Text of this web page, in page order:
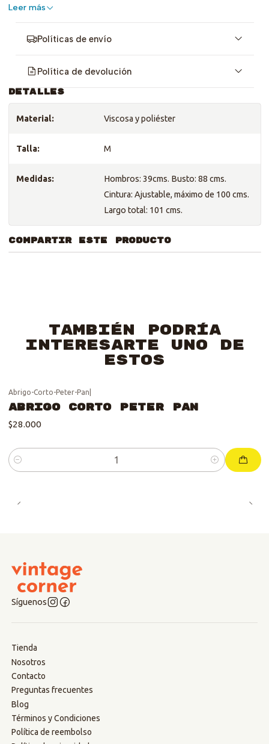
por su ímpetu rupturista, sí, en los 60 se atrevieron a
catálogo lo cuál marcó un hito en su historia. Suena loco
ahora, ¿no?
Es talla M pero sirve pa S y L. Revisa las medidas ;)
Leer más
Políticas de envío
Política de devolución
DETALLES
Material: Viscosa y poliéster
Talla: M
Medidas:
Hombros: 39cms. Busto: 88 cms.
Cintura: Ajustable, máximo de 100 cms.
Largo total: 101 cms.
COMPARTIR ESTE PRODUCTO
También podría
interesarte uno de
estos
Abrigo-Corto-Peter-Pan
Abrigo Corto Peter Pan
$28.000
Cantidad
Síguenos
Tienda
Nosotros
Contacto
Preguntas frecuentes
Blog
Términos y Condiciones
Política de reembolso